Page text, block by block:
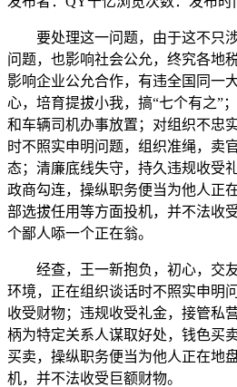
要处理这一问题，由于这不只涉
问题，也影响社会公允，终究各地
影响企业公允合作，有违全国同一
心，培育提拔小我，搞“七个有之”
和车辆司机办事放置；对组织不忠
时不照实申明问题，组织准绳，卖
态；清廉底线失守，持久违规收受
政商勾连，操纵职务便当为他人正
部选拔任用等方面投机，并不法收
个鄙人㖭一个正在翁。
经查，王一新抱负，初心，交友
环境，正在组织谈话时不照实申明
收受财物；违规收受礼金，接管私
柄为特定关系人谋取好处，钱色买
买卖，操纵职务便当为他人正在地
机，并不法收受巨额财物。